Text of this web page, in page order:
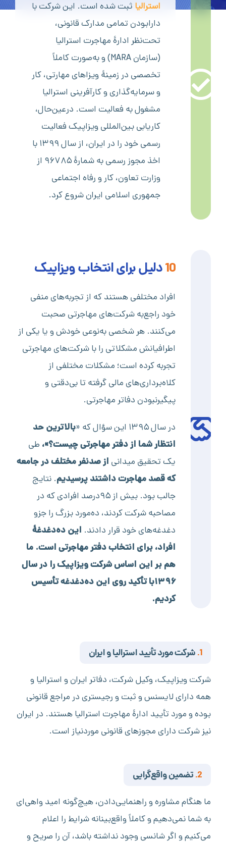
استرالیا ثبت‌ شده است. این شرکت با
دارابودن تمامی مدارک قانونی،‌
تحت‌نظر ادارۀ مهاجرت استرالیا
(سازمان MARA) و به‌صورت کاملاً
تخصصی در زمینۀ ویزاهای مهارتی، کار
و سرمایه‌گذاری و کارآفرینی استرالیا
مشغول به فعالیت است. درعین‌حال،
کاریابی بین‌المللی ویزاپیک فعالیت
رسمی خود را در ایران، از سال ۱۳۹۹ با
اخذ مجوز رسمی به شمارۀ ۹۶۷۸۵ از
وزارت تعاون، کار و رفاه اجتماعی
جمهوری اسلامی ایران شروع کرد.
10دلیل برای انتخاب ویزاپیک
افراد مختلفی هستند که از تجربه‌های منفی
خود راجع‌به شرکت‌های مهاجرتی صحبت
می‌کنند. هر شخصی به‌نوعی خودش و یا یکی از
اطرافیانش مشکلاتی را با شرکت‌های مهاجرتی
تجربه کرده است؛ مشکلات مختلفی از
کلاه‌برداری‌های مالی گرفته تا بی‌دقتی و
پیگیر‌نبودن دفاتر مهاجرتی.
در سال ۱۳۹۵ این سؤال که «
بالاترین حد
انتظار شما از دفتر مهاجرتی چیست؟»، طی
یک تحقیق میدانی از صدنفر مختلف در جامعه
که قصد مهاجرت داشتند پرسیدیم. نتایج
جالب بود. بیش از ۹۵درصد افرادی که در
مصاحبه شرکت کردند،‌ ده‌مورد بزرگ را جزو
دغدغه‌های خود قرار دادند. این ده‌‌دغدغۀ
افراد، برای انتخاب دفتر مهاجرتی است. ما
هم بر این اساسشرکت ویزاپیک را در سال
۱۳۹۶با تأکید روی این ده‌دغدغه تأسیس
کردیم.
1. شرکت مورد تأیید استرالیا و ایران
شرکت ویزاپیک، وکیل شرکت، دفاتر ایران و استرالیا و
همه دارای لایسنس و ثبت و رجیستری در مراجع قانونی
بوده و مورد تأیید ادارۀ مهاجرت استرالیا هستند. در ایران
نیز شرکت دارای مجوزهای قانونی موردنیاز است.
2. تضمین واقع‌گرایی
ما هنگام مشاوره و راهنمایی‌دادن، هیچ‌گونه امید واهی‌ای
به شما نمی‌دهیم و کاملاً واقع‌بینانه شرایط را اعلام
می‌کنیم و اگر شانسی وجود نداشته باشد، آن را صریح و